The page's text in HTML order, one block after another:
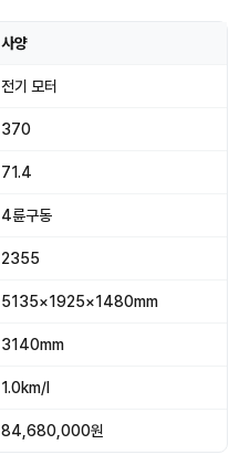
사양
전기 모터
370
71.4
4륜구동
2355
5135×1925×1480mm
3140mm
1.0km/l
84,680,000원